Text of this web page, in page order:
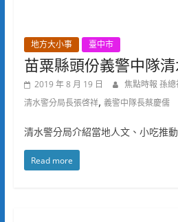
地方大小事 臺中市
苗粟縣頭份義警中隊
2019 年 8 月 19 日 焦點時報 孫
清水警分局長張啓祥, 義警中隊長蔡慶儒
清水警分局介紹當地人文、小吃推
Read more